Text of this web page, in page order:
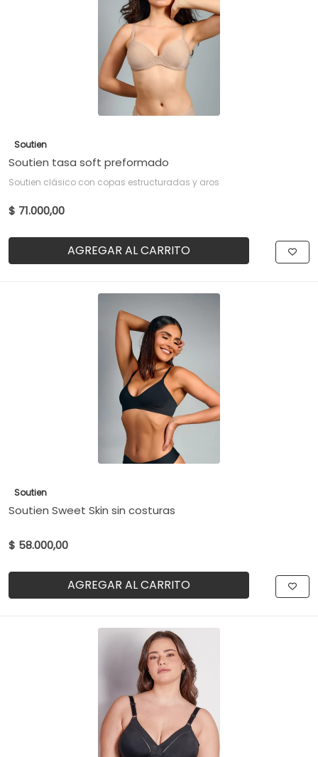
Soutien
Soutien tasa soft preformado
Soutien clásico con copas estructuradas y aros
$ 71.000,00
AGREGAR AL CARRITO
Soutien
Soutien Sweet Skin sin costuras
$ 58.000,00
AGREGAR AL CARRITO